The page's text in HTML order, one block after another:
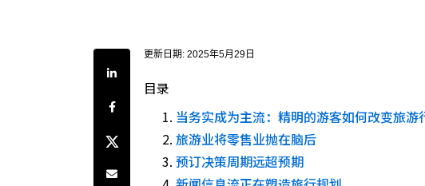
分享到LinkedIn
分享到Facebook
分享到Twitter
通过电子邮件共享
更新日期: 2025年5月29日
目录
当务实成为主流：精明的游客如何改变旅游
旅游业将零售业抛在脑后
预订决策周期远超预期